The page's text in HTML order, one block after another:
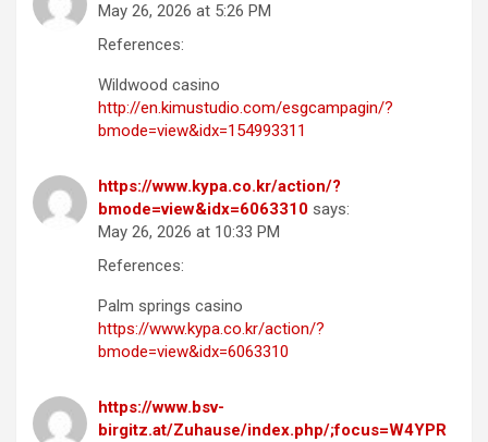
May 26, 2026 at 5:26 PM
References:
Wildwood casino
http://en.kimustudio.com/esgcampagin/?
bmode=view&idx=154993311
https://www.kypa.co.kr/action/?
bmode=view&idx=6063310 says:
May 26, 2026 at 10:33 PM
References:
Palm springs casino
https://www.kypa.co.kr/action/?
bmode=view&idx=6063310
https://www.bsv-
birgitz.at/Zuhause/index.php/;focus=W4YPR